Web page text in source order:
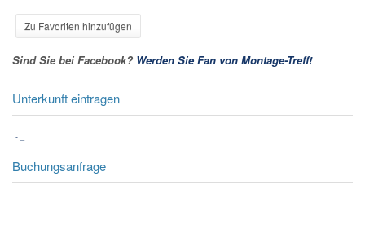
Zu Favoriten hinzufügen
Sind Sie bei Facebook? Werden Sie Fan von Montage-Treff!
Unterkunft eintragen
-
Buchungsanfrage